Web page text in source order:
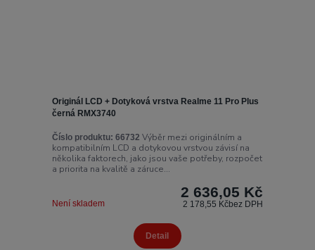
Originál LCD + Dotyková vrstva Realme 11 Pro Plus
černá RMX3740
Číslo produktu: 66732 Výběr mezi originálním a
kompatibilním LCD a dotykovou vrstvou závisí na
několika faktorech, jako jsou vaše potřeby, rozpočet
a priorita na kvalitě a záruce...
2 636,05 Kč
2 178,55 Kčbez DPH
Není skladem
Detail